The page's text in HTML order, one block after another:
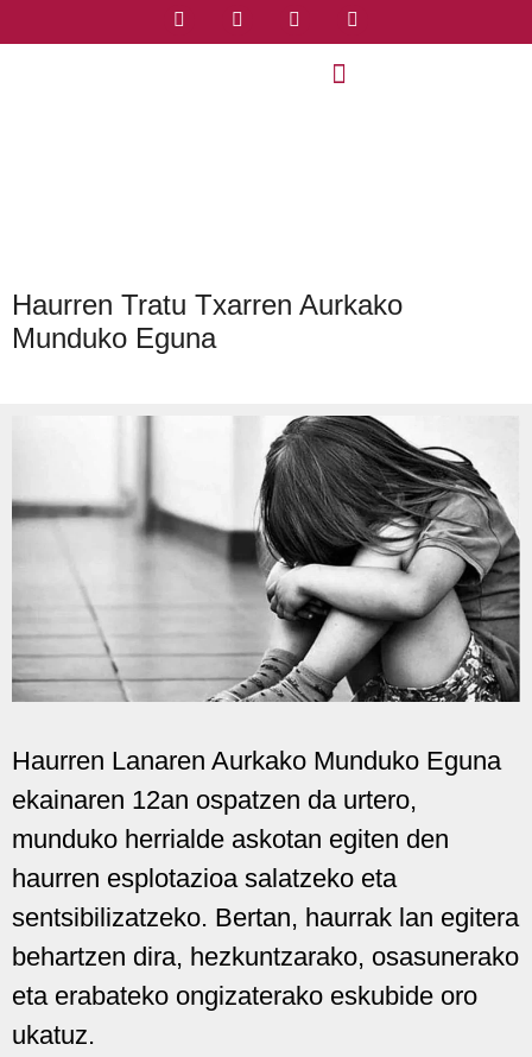
Haurren Tratu Txarren Aurkako
Munduko Eguna
Haurren Lanaren Aurkako Munduko Eguna
ekainaren 12an ospatzen da urtero,
munduko herrialde askotan egiten den
haurren esplotazioa salatzeko eta
sentsibilizatzeko. Bertan, haurrak lan egitera
behartzen dira, hezkuntzarako, osasunerako
eta erabateko ongizaterako eskubide oro
ukatuz.